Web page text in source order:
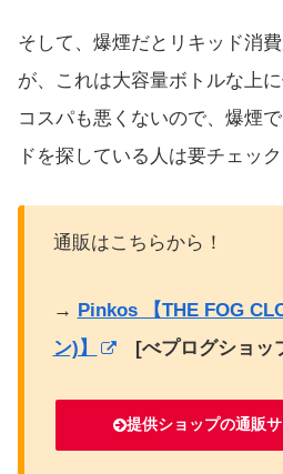
そして、爆煙だとリキッド消
が、これは大容量ボトルな上
コスパも悪くないので、爆煙
ドを探している人は要チェック
通販はこちらから！
→ Pinkos 【THE FOG
ン)】
[べプログショッ
提供ショップの通販